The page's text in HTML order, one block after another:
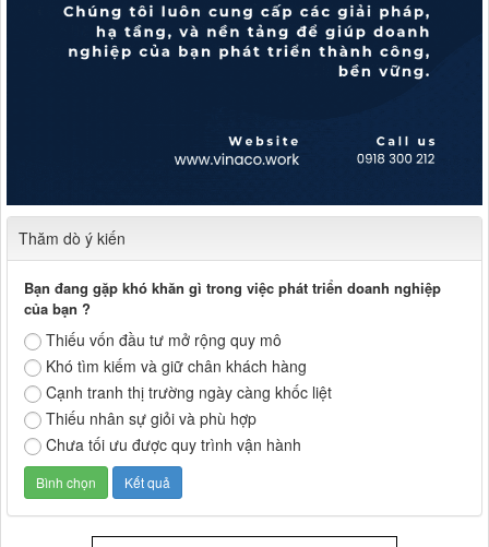
Thăm dò ý kiến
Bạn đang gặp khó khăn gì trong việc phát triển doanh nghiệp
của bạn ?
Thiếu vốn đầu tư mở rộng quy mô
Khó tìm kiếm và giữ chân khách hàng
Cạnh tranh thị trường ngày càng khốc liệt
Thiếu nhân sự giỏi và phù hợp
Chưa tối ưu được quy trình vận hành